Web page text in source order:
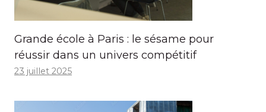
Grande école à Paris : le sésame pour
réussir dans un univers compétitif
23 juillet 2025